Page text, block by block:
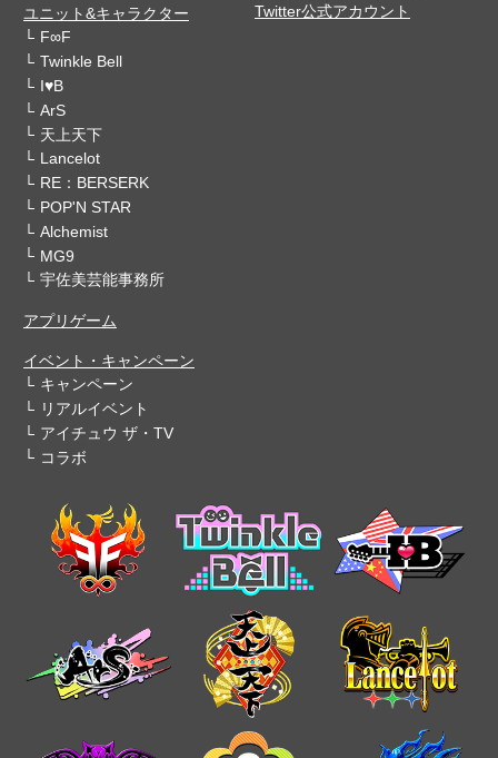
ユニット&キャラクター
F∞F
Twinkle Bell
I♥B
ArS
天上天下
Lancelot
RE：BERSERK
POP'N STAR
Alchemist
MG9
宇佐美芸能事務所
アプリゲーム
イベント・キャンペーン
キャンペーン
リアルイベント
アイチュウ ザ・TV
コラボ
Twitter公式アカウント